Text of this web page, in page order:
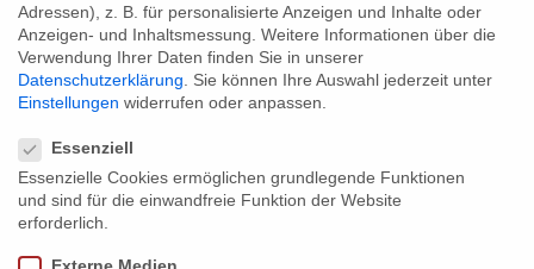
“Lebt wohl, Genossen!”
Buchpräsentation auf der Buchmesse
Am Mittwoch, den 12. Oktober 2011 um 16 Uhr wird das Buch
Adressen), z. B. für personalisierte Anzeigen und Inhalte oder
Anzeigen- und Inhaltsmessung. Weitere Informationen über die
Verwendung Ihrer Daten finden Sie in unserer
Datenschutzerklärung
Sie können Ihre Auswahl jederzeit unter
Einstellungen widerrufen oder anpassen.
Essenziell
Essenzielle Cookies ermöglichen grundlegende Funktionen
und sind für die einwandfreie Funktion der Website
erforderlich.